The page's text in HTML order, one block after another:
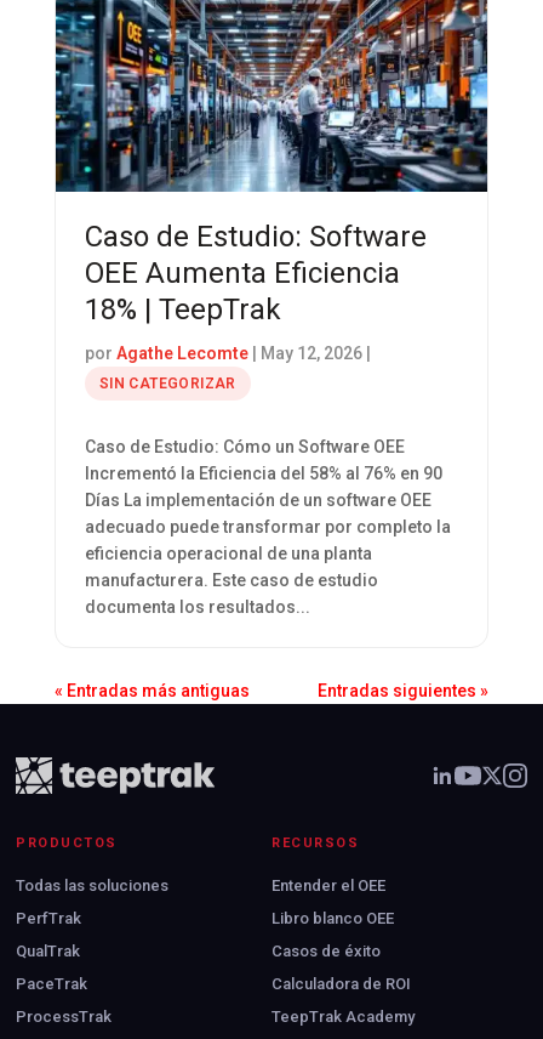
Caso de Estudio: Software
OEE Aumenta Eficiencia
18% | TeepTrak
por Agathe Lecomte| May 12, 2026|
SIN CATEGORIZAR
Caso de Estudio: Cómo un Software OEE
Incrementó la Eficiencia del 58% al 76% en 90
Días La implementación de un software OEE
adecuado puede transformar por completo la
eficiencia operacional de una planta
manufacturera. Este caso de estudio
documenta los resultados...
« Entradas más antiguas Entradas siguientes »
PRODUCTOS
Todas las soluciones
PerfTrak
QualTrak
PaceTrak
ProcessTrak
RECURSOS
Entender el OEE
Libro blanco OEE
Casos de éxito
Calculadora de ROI
TeepTrak Academy